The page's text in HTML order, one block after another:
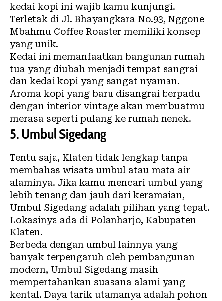
kedai kopi ini wajib kamu kunjungi.
Terletak di Jl. Bhayangkara No.93, Nggone
Mbahmu Coffee Roaster memiliki konsep
yang unik.
Kedai ini memanfaatkan bangunan rumah
tua yang diubah menjadi tempat sangrai
dan kedai kopi yang sangat nyaman.
Aroma kopi yang baru disangrai berpadu
dengan interior vintage akan membuatmu
merasa seperti pulang ke rumah nenek.
5. Umbul Sigedang
Tentu saja, Klaten tidak lengkap tanpa
membahas wisata umbul atau mata air
alaminya. Jika kamu mencari umbul yang
lebih tenang dan jauh dari keramaian,
Umbul Sigedang adalah pilihan yang tepat.
Lokasinya ada di Polanharjo, Kabupaten
Klaten.
Berbeda dengan umbul lainnya yang
banyak terpengaruh oleh pembangunan
modern, Umbul Sigedang masih
mempertahankan suasana alami yang
kental. Daya tarik utamanya adalah pohon